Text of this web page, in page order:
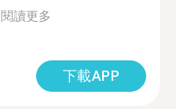
閱讀更多
下載APP